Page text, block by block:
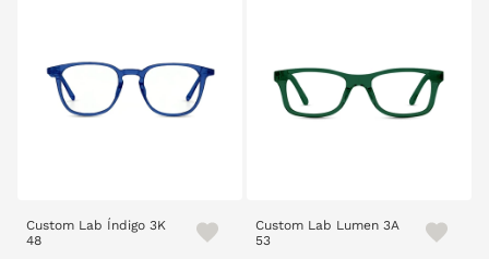
Custom Lab Índigo 3K
48
Custom Lab Lumen 3A
53